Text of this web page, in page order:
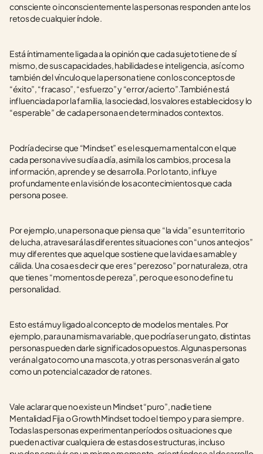
consciente o inconscientemente las personas responden ante los
retos de cualquier índole.
Está íntimamente ligada a la opinión que cada sujeto tiene de sí
mismo, de sus capacidades, habilidades e inteligencia, así como
también del vínculo que la persona tiene con los conceptos de
“éxito”, “fracaso”, “esfuerzo” y “error/acierto”.También está
influenciada por la familia, la sociedad, los valores establecidos y lo
“esperable” de cada persona en determinados contextos.
Podría decirse que “Mindset” es el esquema mental con el que
cada persona vive su día a día, asimila los cambios, procesa la
información, aprende y se desarrolla. Por lo tanto, influye
profundamente en la visión de los acontecimientos que cada
persona posee.
Por ejemplo, una persona que piensa que “la vida” es un territorio
de lucha, atravesará las diferentes situaciones con “unos anteojos”
muy diferentes que aquel que sostiene que la vida es amable y
cálida. Una cosa es decir que eres “perezoso” por naturaleza, otra
que tienes “momentos de pereza”, pero que eso no define tu
personalidad.
Esto está muy ligado al concepto de modelos mentales. Por
ejemplo, para una misma variable, que podría ser un gato, distintas
personas pueden darle significados opuestos. Algunas personas
verán al gato como una mascota, y otras personas verán al gato
como un potencial cazador de ratones.
Vale aclarar que no existe un Mindset “puro”, nadie tiene
Mentalidad Fija o Growth Mindset todo el tiempo y para siempre.
Todas las personas experimentan períodos o situaciones que
pueden activar cualquiera de estas dos estructuras, incluso